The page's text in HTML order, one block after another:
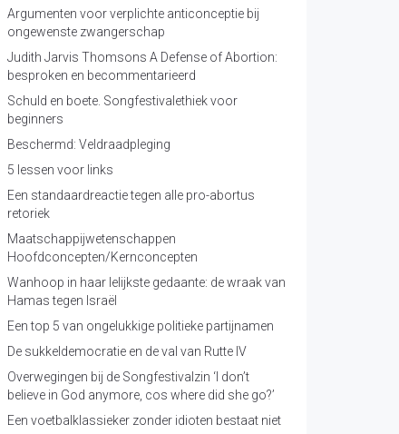
Argumenten voor verplichte anticonceptie bij
ongewenste zwangerschap
Judith Jarvis Thomsons A Defense of Abortion:
besproken en becommentarieerd
Schuld en boete. Songfestivalethiek voor
beginners
Beschermd: Veldraadpleging
5 lessen voor links
Een standaardreactie tegen alle pro-abortus
retoriek
Maatschappijwetenschappen
Hoofdconcepten/Kernconcepten
Wanhoop in haar lelijkste gedaante: de wraak van
Hamas tegen Israël
Een top 5 van ongelukkige politieke partijnamen
De sukkeldemocratie en de val van Rutte IV
Overwegingen bij de Songfestivalzin ‘I don’t
believe in God anymore, cos where did she go?’
Een voetbalklassieker zonder idioten bestaat niet